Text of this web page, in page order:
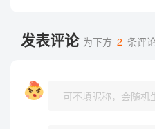
发表评论 为下方 2 条评